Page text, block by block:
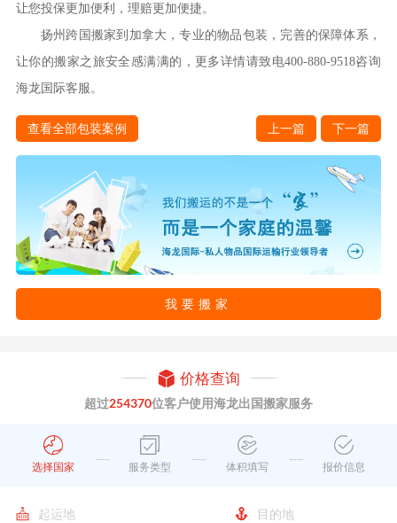
让您投保更加便利，理赔更加便捷。
扬州跨国搬家到加拿大 ，专业的物品包装，完善的保障体系，
让你的搬家之旅安全感满满的，更多详情请致电400-880-9518咨询
海龙国际客服。
查看全部包装案例 上一篇 下一篇
我要搬家
价格查询
超过254370位客户使用海龙出国搬家服务
选择国家 服务类型 体积填写 报价信息
起运地 目的地